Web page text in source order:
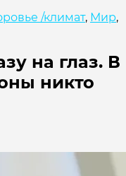
/климат, Мир,
на глаз. В
никто